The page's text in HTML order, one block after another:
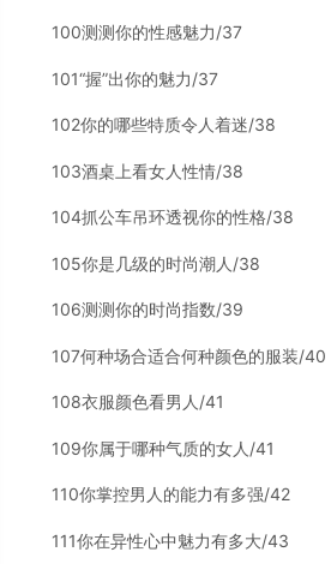
100测测你的性感魅力/37
101“握”出你的魅力/37
102你的哪些特质令人着迷/38
103酒桌上看女人性情/38
104抓公车吊环透视你的性格/38
105你是几级的时尚潮人/38
106测测你的时尚指数/39
107何种场合适合何种颜色的服装/40
108衣服颜色看男人/41
109你属于哪种气质的女人/41
110你掌控男人的能力有多强/42
111你在异性心中魅力有多大/43